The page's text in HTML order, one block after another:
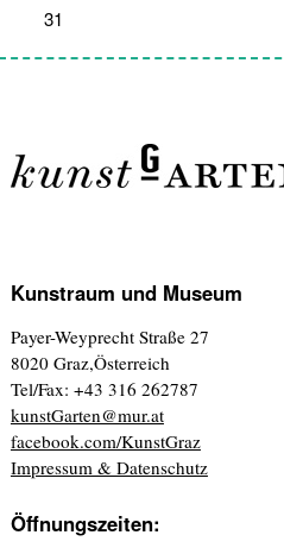
31
Kunstraum und Museum
Payer-Weyprecht Straße 27
8020 Graz,Österreich
Tel/Fax: +43 316 262787
kunstGarten@mur.at
facebook.com/KunstGraz
Impressum & Datenschutz
Öffnungszeiten: